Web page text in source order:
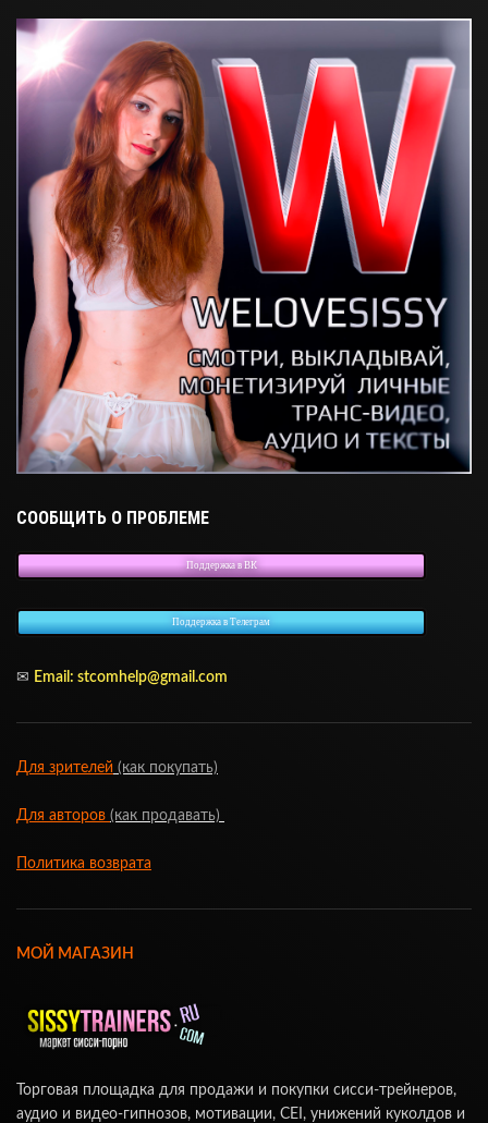
СООБЩИТЬ О ПРОБЛЕМЕ
Поддержка в ВК
Поддержка в Телеграм
✉ Email: stcomhelp@gmail.com
Для зрителей (как покупать)
Для авторов (как продавать)
Политика возврата
МОЙ МАГАЗИН
Торговая площадка для продажи и покупки сисси-трейнеров,
аудио и видео-гипнозов, мотивации, CEI, унижений куколдов и